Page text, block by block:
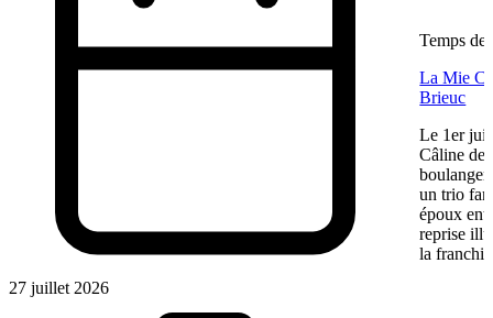
27 juillet 2026
Temps de
La Mie
Brieuc
Le 1er
Câline de
un trio
époux
reprise
la